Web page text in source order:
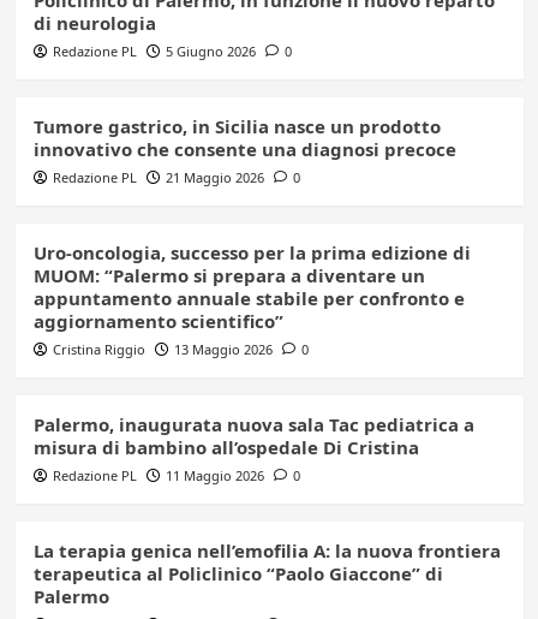
di neurologia
Redazione PL 5 Giugno 2026 0
Tumore gastrico, in Sicilia nasce un prodotto
innovativo che consente una diagnosi precoce
Redazione PL 21 Maggio 2026 0
Uro-oncologia, successo per la prima edizione di
MUOM: “Palermo si prepara a diventare un
appuntamento annuale stabile per confronto e
aggiornamento scientifico”
Cristina Riggio 13 Maggio 2026 0
Palermo, inaugurata nuova sala Tac pediatrica a
misura di bambino all’ospedale Di Cristina
Redazione PL 11 Maggio 2026 0
La terapia genica nell’emofilia A: la nuova frontiera
terapeutica al Policlinico “Paolo Giaccone” di
Palermo